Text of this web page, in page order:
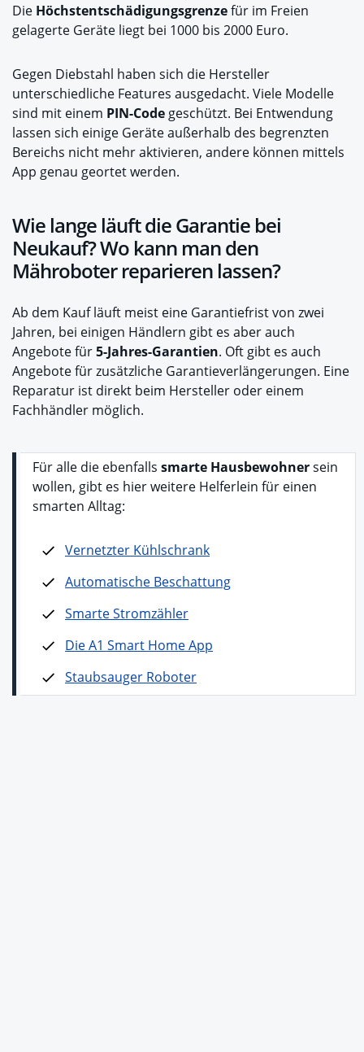
Die Höchstentschädigungsgrenzefür im Freien
gelagerte Geräte liegt bei 1000 bis 2000 Euro.
Gegen Diebstahl haben sich die Hersteller
unterschiedliche Features ausgedacht. Viele Modelle
sind mit einem PIN-Code geschützt. Bei Entwendung
lassen sich einige Geräte außerhalb des begrenzten
Bereichs nicht mehr aktivieren, andere können mittels
App genau geortet werden.
Wie lange läuft die Garantie bei
Neukauf? Wo kann man den
Mähroboter reparieren lassen?
Ab dem Kauf läuft meist eine Garantiefrist von zwei
Jahren, bei einigen Händlern gibt es aber auch
Angebote für5-Jahres-Garantien. Oft gibt es auch
Angebote für zusätzliche Garantieverlängerungen. Eine
Reparatur ist direkt beim Hersteller oder einem
Fachhändler möglich.
Für alle die ebenfalls smarte Hausbewohnersein
wollen, gibt es hier weitere Helferlein für einen
smarten Alltag:
Vernetzter Kühlschrank
Automatische Beschattung
Smarte Stromzähler
Die A1 Smart Home App
Staubsauger Roboter